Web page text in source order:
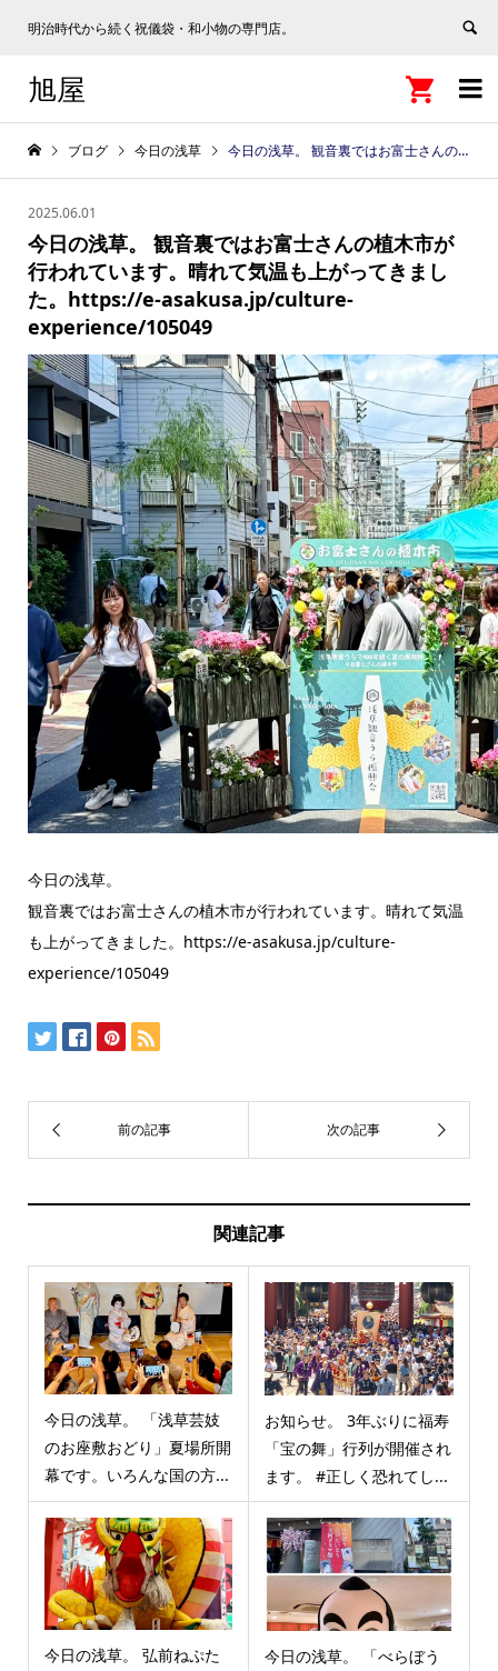
明治時代から続く祝儀袋・和小物の専門店。

旭屋 
ブログ 今日の浅草 今日の浅草。 観音裏ではお富士さんの植木市が行われています。晴れて気温も上がってきました。https://e-asakusa.jp/culture-experience/105049
2025.06.01
今日の浅草。 観音裏ではお富士さんの植木市が
行われています。晴れて気温も上がってきまし
た。https://e-asakusa.jp/culture-
experience/105049
今日の浅草。
観音裏ではお富士さんの植木市が行われています。晴れて気温
も上がってきました。https://e-asakusa.jp/culture-
experience/105049
関連記事
今日の浅草。 「浅草芸妓
のお座敷おどり」夏場所開
幕です。いろんな国の方...
お知らせ。 3年ぶりに福寿
「宝の舞」行列が開催され
ます。 #正しく恐れてし...
今日の浅草。 弘前ねぷた
今日の浅草。 「べらぼう